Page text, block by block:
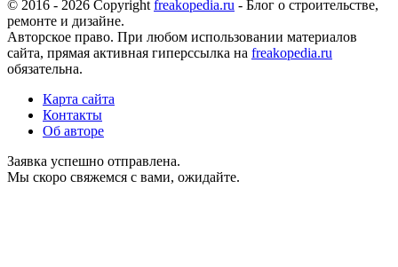
© 2016 - 2026 Copyright freakopedia.ru - Блог о строительстве,
ремонте и дизайне.
Авторское право. При любом использовании материалов
сайта, прямая активная гиперссылка на freakopedia.ru
обязательна.
Карта сайта
Контакты
Об авторе
Заявка успешно отправлена.
Мы скоро свяжемся с вами, ожидайте.